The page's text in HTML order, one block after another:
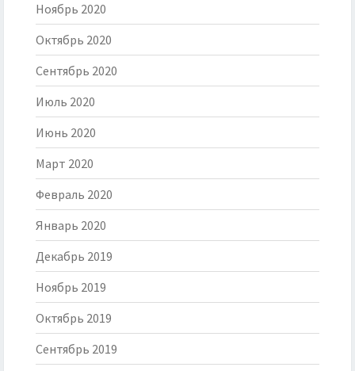
Ноябрь 2020
Октябрь 2020
Сентябрь 2020
Июль 2020
Июнь 2020
Март 2020
Февраль 2020
Январь 2020
Декабрь 2019
Ноябрь 2019
Октябрь 2019
Сентябрь 2019